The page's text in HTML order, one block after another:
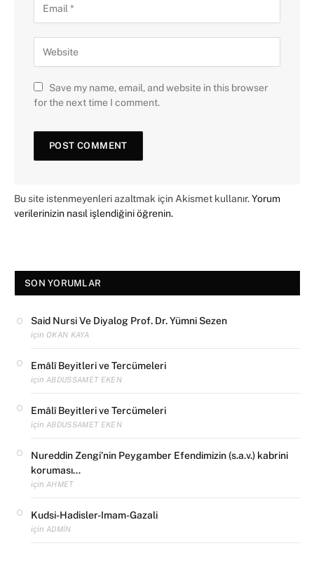
Save my name, email, and website in this browser
for the next time I comment.
Bu site istenmeyenleri azaltmak için Akismet kullanır.Yorum
verilerinizin nasıl işlendiğini öğrenin.
SON YORUMLAR
Said Nursi Ve Diyalog Prof. Dr. Yümni Sezen
için OKAN KAYA
Emâlî Beyitleri ve Tercümeleri
için ABDUSSAMET EKEN
Emâlî Beyitleri ve Tercümeleri
için ABDUSSAMET EKEN
Nureddin Zengi’nin Peygamber Efendimizin (s.a.v.) kabrini
koruması…
için AHMET
Kudsi-Hadisler-Imam-Gazali
için ADMIN